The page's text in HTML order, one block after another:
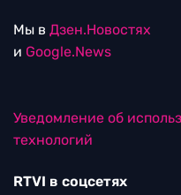
Мы в Дзен.Новостях
и Google.News
Уведомление об
технологий
RTVI в соцсетях